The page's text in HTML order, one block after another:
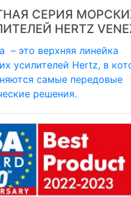
СЕРИЯ
HERTZ
– это верхняя линейка
усилителей Hertz, в
самые передовые
решения.